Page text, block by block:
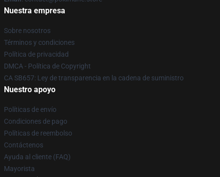
Nuestra empresa
Sobre nosotros
Términos y condiciones
Política de privacidad
DMCA - Política de Copyright
CA SB657: Ley de transparencia en la cadena de suministro
Nuestro apoyo
Políticas de envío
Condiciones de pago
Políticas de reembolso
Contáctenos
Ayuda al cliente (FAQ)
Mayorista